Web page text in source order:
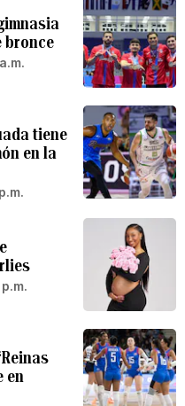
bronce
tiene
en la
en